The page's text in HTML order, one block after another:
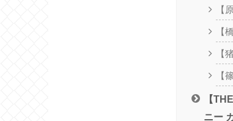
【
【
【
【
【
ニー